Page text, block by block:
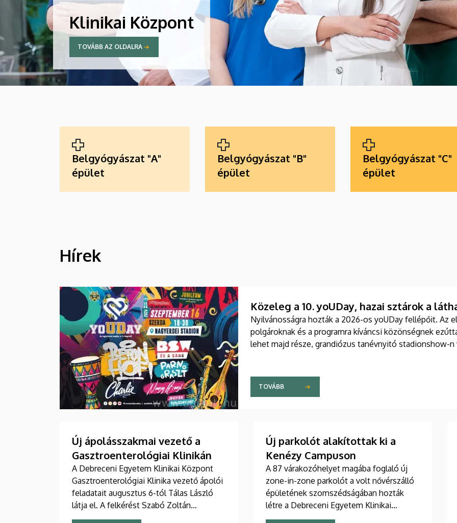
Klinikai Központ
TOVÁBB AZ OLDALRA
Belgyógyászat "A"
épület
Belgyógyászat "B"
épület
Belgyógyászat "C"
épület
HÍREK
Hírek
Közeleg a 10. yoUDay, hazai sztárok a
Nyilvánosságra hozták a 2026-os yoUDay fellépőit. Az
polgároknak és a programra kíváncsi közönségnek
lehet majd része, grandiózus tanévnyitó stadionshow-
TOVÁBB
Új ápolásszakmai vezető a
Gasztroenterológiai Klinikán
A Debreceni Egyetem Klinikai Központ
Gasztroenterológiai Klinika vezető ápolói
feladatait augusztus 6-tól Tálas László
látja el. A felkérést Szabó Zoltán
professzor, a Klinikai Központ elnöke,
Új parkolót alakítottak ki a
Kenézy Campuson
A 87 várakozóhelyet magába foglaló új
zone-in-zone parkolót a volt nővérszálló
épületének szomszédságában hozták
létre a Debreceni Egyetem Klinikai
Központ Kenézy Gyula Campusán. Az új